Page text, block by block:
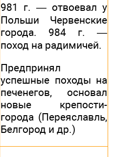
981 г. — отвоевал у
Польши Червенские
города. 984 г. —
поход на радимичей.
Предпринял
успешные походы на
печенегов, основал
новые крепости-
города (Переяславль,
Белгород и др.)